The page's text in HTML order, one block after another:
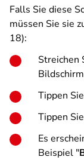
Falls Sie diese
müssen Sie sie
18):
Streichen
Tippen
Tippen
Es
Beispiel "